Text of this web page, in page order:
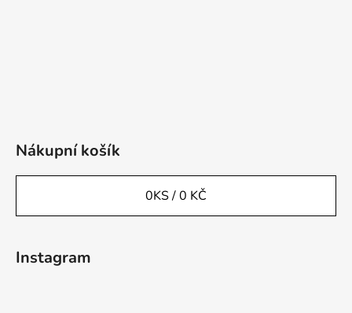
Nákupní košík
0KS /0 KČ
Instagram